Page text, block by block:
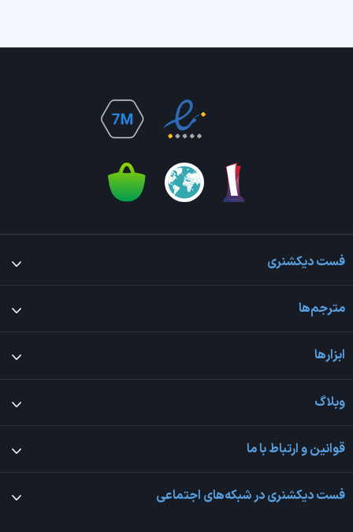
فست دیکشنری
مترجم‌ها
ابزارها
وبلاگ
قوانین و ارتباط با ما
فست دیکشنری در شبکه‌های اجتماعی